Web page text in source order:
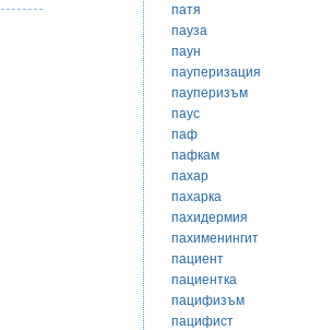
патя
пауза
паун
пауперизация
пауперизъм
паус
паф
пафкам
пахар
пахарка
пахидермия
пахименингит
пациент
пациентка
пацифизъм
пацифист